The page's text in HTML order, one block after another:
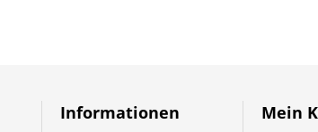
Informationen Mein